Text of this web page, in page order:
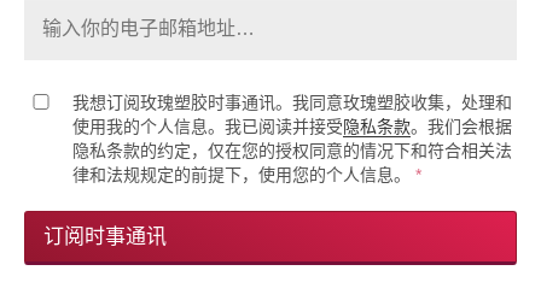
我想订阅玫瑰塑胶时事通讯。我同意玫瑰塑胶收集，处理和
使用我的个人信息。我已阅读并接受隐私条款。我们会根据
隐私条款的约定，仅在您的授权同意的情况下和符合相关法
律和法规规定的前提下，使用您的个人信息。 *
订阅时事通讯